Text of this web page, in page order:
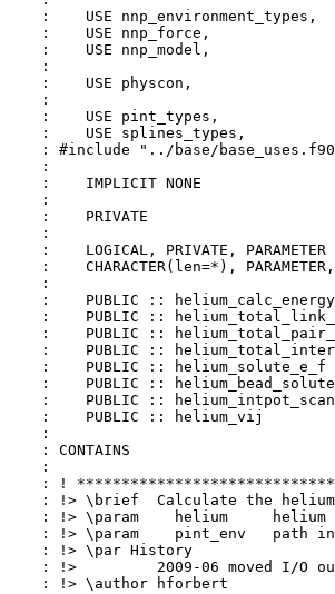
:    USE nnp_environment_types,
:    USE nnp_force,
:    USE nnp_model,
:
:    USE physcon,
:
:    USE pint_types,
:    USE splines_types,
: #include "../base/
:
:    IMPLICIT NONE
:
:    PRIVATE
:
:    LOGICAL, PRIVATE, PARAMETER
:    CHARACTER(len=*),
:
:    PUBLIC :: helium_calc_energy
:    PUBLIC ::
:    PUBLIC ::
:    PUBLIC ::
:    PUBLIC :: helium_solute_e_f
:    PUBLIC ::
:    PUBLIC :: helium_intpot_scan
:    PUBLIC :: helium_vij
:
: CONTAINS
:
: !
: !> \brief  Calculate the
: !> \param    helium     helium
: !> \param    pint_env   path
: !> \par History
: !>         2009-06 moved I/O
: !> \author hforbert